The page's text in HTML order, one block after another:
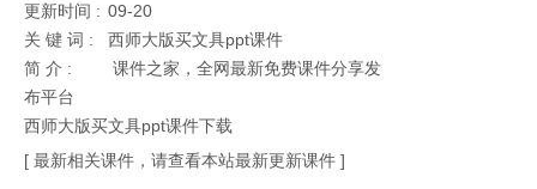
更新时间 : 09-20
关 键 词 :
西师大版买文具ppt课件
简 介 :
课件之家，全网最新免费课件分享发
布平台
西师大版买文具ppt课件下载
[ 最新相关课件，请查看本站最新更新课件 ]